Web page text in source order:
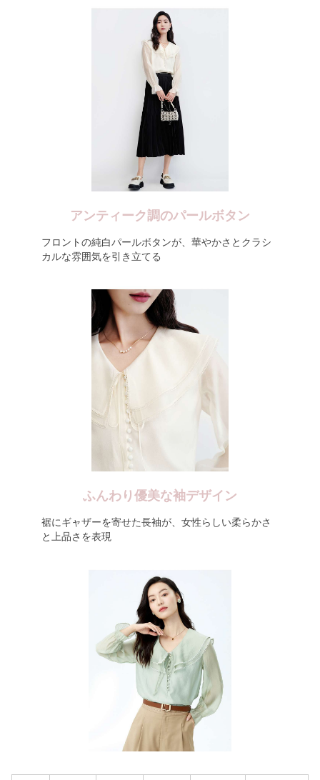
アンティーク調のパールボタン
フロントの純白パールボタンが、華やかさとクラシ
カルな雰囲気を引き立てる
ふんわり優美な袖デザイン
裾にギャザーを寄せた長袖が、女性らしい柔らかさ
と上品さを表現